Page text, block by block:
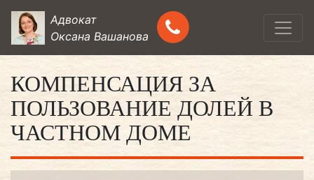
Адвокат
Оксана Вашанова
КОМПЕНСАЦИЯ ЗА
ПОЛЬЗОВАНИЕ ДОЛЕЙ В
ЧАСТНОМ ДОМЕ